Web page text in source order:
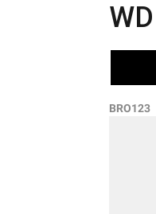
WD
BRO123